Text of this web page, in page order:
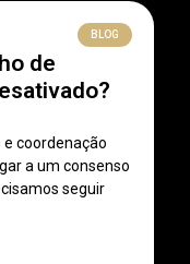
BLOG
de
e coordenação
a um consenso
seguir